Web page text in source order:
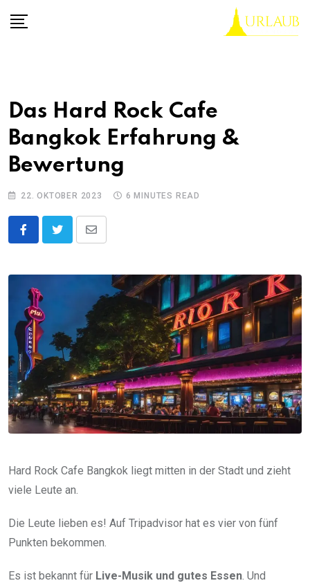
Das Hard Rock Cafe
Bangkok Erfahrung &
Bewertung
22. OKTOBER 2023 6 MINUTES READ
Share
Email
Hard Rock Cafe Bangkok liegt mitten in der Stadt und zieht
viele Leute an.
Die Leute lieben es! Auf Tripadvisor hat es vier von fünf
Punkten bekommen.
Es ist bekannt für Live-Musik und gutes Essen . Und